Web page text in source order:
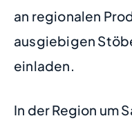
an regionalen
ausgiebigen
einladen.
In der Region um